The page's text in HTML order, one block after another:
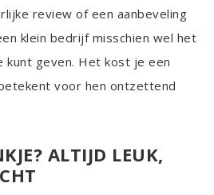
review of een aanbeveling
klein bedrijf misschien wel het
kunt geven. Het kost je een
voor hen ontzettend
ALTIJD LEUK,